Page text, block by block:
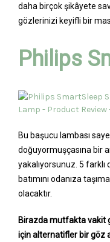
daha birçok şikâyete
gözlerinizi keyifli bir
Philips
Bu başucu lambası
doğuyormuşçasına bir
yakalıyorsunuz. 5
batımını odanıza
olacaktır.
Birazda mutfakta vakit
için alternatifler bir göz